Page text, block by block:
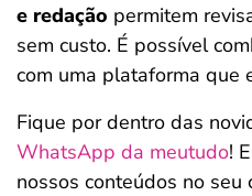
e redação permitem
sem custo. É possível
com uma plataforma que
Fique por dentro das
WhatsApp da meutudo!
nossos conteúdos no seu